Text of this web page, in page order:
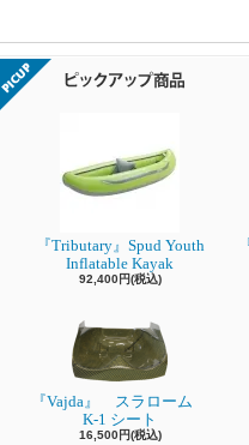
『Tributary』Spud Youth
Inflatable Kayak
92,400円(税込)
『Vajda』 スラローム
K-1 シート
16,500円(税込)